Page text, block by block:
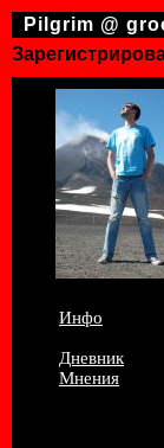
Pilgrim @
Инфо
Дневник
Мнения